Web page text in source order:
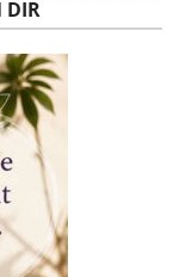
DIR